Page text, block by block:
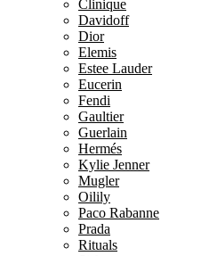
Clinique
Davidoff
Dior
Elemis
Estee Lauder
Eucerin
Fendi
Gaultier
Guerlain
Hermés
Kylie Jenner
Mugler
Oilily
Paco Rabanne
Prada
Rituals